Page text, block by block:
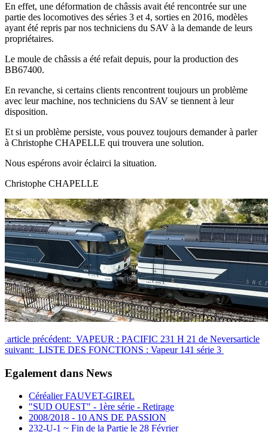
En effet, une déformation de châssis avait été rencontrée sur une
partie des locomotives des séries 3 et 4, sorties en 2016, modèles
ayant été repris par nos techniciens du SAV à la demande de leurs
propriétaires.
Le moule de châssis a été refait depuis, pour la production des
BB67400.
En revanche, si certains clients rencontrent toujours un problème
avec leur machine, nos techniciens du SAV se tiennent à leur
disposition.
Et si un problème persiste, vous pouvez toujours demander à parler
à Christophe CHAPELLE qui trouvera une solution.
Nous espérons avoir éclairci la situation.
Christophe CHAPELLE
article précédent: VAPEUR : PACIFIC 231 H 21 de Neversarticle
suivant: LISTE DES FONCTIONS : Vapeur 141 série 3
Egalement dans News
Céréalier FAUVET-GIREL
"SUD OUEST" - 1ère série - Retirage
2008/2018 - 10 ANS DE PASSION
232-U-1 ~ Fin de la Partie le 28 Février